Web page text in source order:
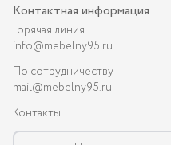
Контактная информация
Горячая линия
info@mebelny95.ru
По сотрудничеству
mail@mebelny95.ru
Контакты